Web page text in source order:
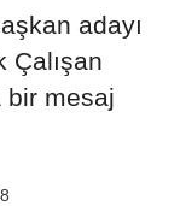
adayı
Çalışan
bir mesaj